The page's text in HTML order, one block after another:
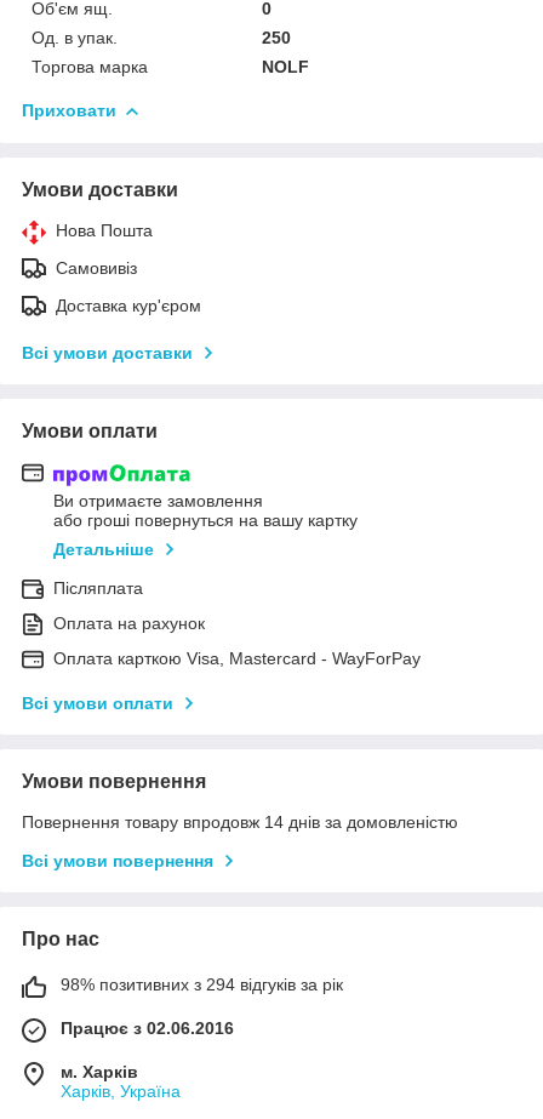
Об'єм ящ.
0
Од. в упак.
250
Торгова марка
NOLF
Приховати
Умови доставки
Нова Пошта
Самовивіз
Доставка кур'єром
Всі умови доставки
Умови оплати
Ви отримаєте замовлення
або гроші повернуться на вашу картку
Детальніше
Післяплата
Оплата на рахунок
Оплата карткою Visa, Mastercard - WayForPay
Всі умови оплати
Умови повернення
Повернення товару впродовж 14 днів за домовленістю
Всі умови повернення
Про нас
98% позитивних з 294 відгуків за рік
Працює з 02.06.2016
м. Харків
Харків, Україна